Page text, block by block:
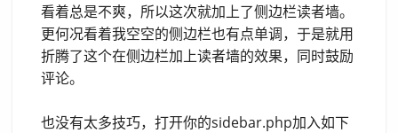
看着总是不爽，所以这次就加上了侧边栏读者墙。
更何况看着我空空的侧边栏也有点单调，于是就用
折腾了这个在侧边栏加上读者墙的效果，同时鼓励
评论。
也没有太多技巧，打开你的sidebar.php加入如下